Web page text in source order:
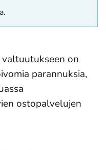
on
parannuksia,
ostopalvelujen